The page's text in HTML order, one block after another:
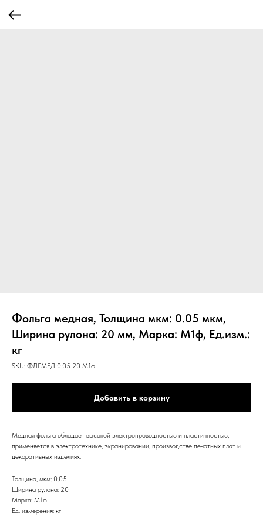
Фольга медная, Толщина мкм: 0.05 мкм,
Ширина рулона: 20 мм, Марка: М1ф, Ед.изм.:
кг
SKU: ФЛГМЕД 0.05 20 М1ф
Добавить в корзину
Медная фольга обладает высокой электропроводностью и пластичностью,
применяется в электротехнике, экранировании, производстве печатных плат и
декоративных изделиях.
Толщина, мкм: 0.05
Ширина рулона: 20
Марка: М1ф
Ед. измерения: кг